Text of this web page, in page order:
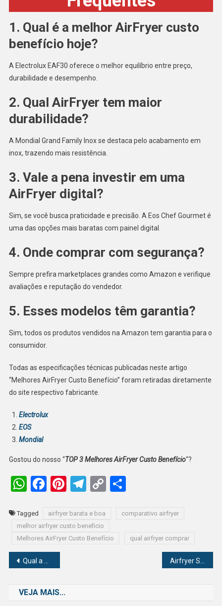
1. Qual é a melhor AirFryer custo
benefício hoje?
A Electrolux EAF30 oferece o melhor equilíbrio entre preço,
durabilidade e desempenho.
2. Qual AirFryer tem maior
durabilidade?
A Mondial Grand Family Inox se destaca pelo acabamento em
inox, trazendo mais resistência.
3. Vale a pena investir em uma
AirFryer digital?
Sim, se você busca praticidade e precisão. A Eos Chef Gourmet é
uma das opções mais baratas com painel digital.
4. Onde comprar com segurança?
Sempre prefira marketplaces grandes como Amazon e verifique
avaliações e reputação do vendedor.
5. Esses modelos têm garantia?
Sim, todos os produtos vendidos na Amazon tem garantia para o
consumidor.
Todas as especificações técnicas publicadas neste artigo
“Melhores AirFryer Custo Benefício” foram retiradas diretamente
do site respectivo fabricante.
Electrolux
EOS
Mondial
Gostou do nosso “TOP 3 Melhores AirFryer Custo Benefício“?
WhatsApp
Facebook
Pinterest
Telegram
Copy
Tagged airfryer barata e boa
comparativo airfryer
melhor airfryer custo beneficio
Melhores AirFryer Custo Benefício
qual airfryer comprar
Navegação
Post
Qual a melhor airfryer para casal? Numero 01 em vendas! Airfryer Série 1000 XL é boa? Review Completo da Philips Walita
VEJA MAIS...